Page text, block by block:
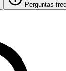
Perguntas